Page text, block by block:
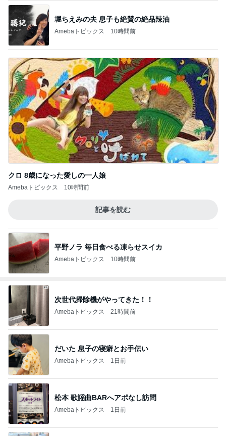
堀ちえみの夫 息子も絶賛の絶品辣油
Amebaトピックス 10時間前
クロ 8歳になった愛しの一人娘
Amebaトピックス 10時間前
記事を読む
平野ノラ 毎日食べる凍らせスイカ
Amebaトピックス 10時間前
次世代掃除機がやってきた！！
Amebaトピックス 21時間前
だいた 息子の寝癖とお手伝い
Amebaトピックス 1日前
松本 歌謡曲BARへアポなし訪問
Amebaトピックス 1日前